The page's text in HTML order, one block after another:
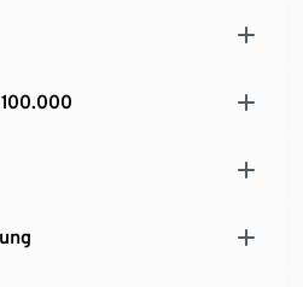
leger gepolstert – für
aus Metall